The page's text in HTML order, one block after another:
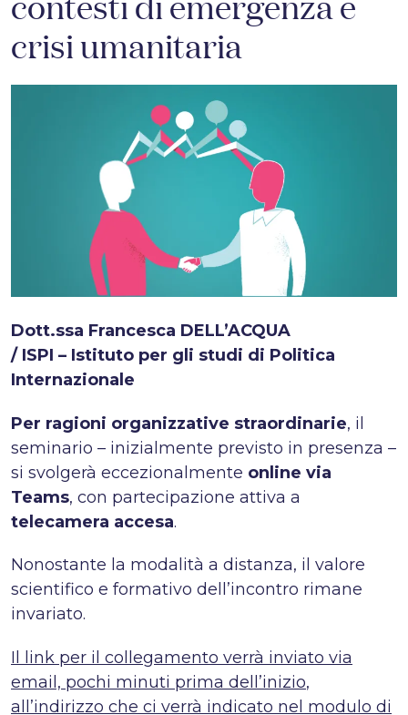
crisi umanitaria
Dott.ssa Francesca DELL’ACQUA
/ ISPI – Istituto per gli studi di Politica
Internazionale
Per ragioni organizzative straordinarie, il
seminario – inizialmente previsto in presenza –
si svolgerà eccezionalmente online via
Teams, con partecipazione attiva a
telecamera accesa.
Nonostante la modalità a distanza, il valore
scientifico e formativo dell’incontro rimane
invariato.
Il link per il collegamento verrà inviato via
email, pochi minuti prima dell’inizio,
all’indirizzo che ci verrà indicato nel modulo di